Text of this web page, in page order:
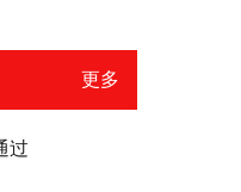
更多
过